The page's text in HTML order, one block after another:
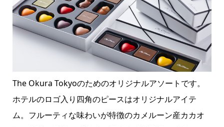
The Okura Tokyoのためのオリジナルアソートです。
ホテルのロゴ入り四角のピースはオリジナルアイテ
ム。フルーティな味わいが特徴のカメルーン産カカオ